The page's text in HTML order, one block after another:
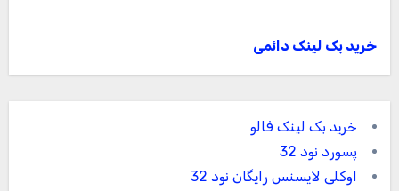
خرید بک لینک دائمی
خرید بک لینک فالو
پسورد نود 32
اوکلی لایسنس رایگان نود 32